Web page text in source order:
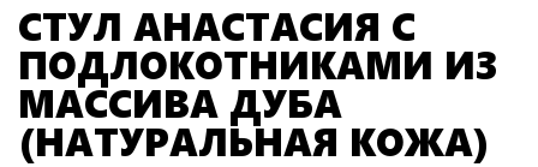
СТУЛ АНАСТАСИЯ С
ПОДЛОКОТНИКАМИ ИЗ
МАССИВА ДУБА
(НАТУРАЛЬНАЯ КОЖА)